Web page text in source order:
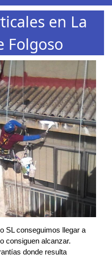
en La
Folgoso
SL conseguimos llegar a
consiguen alcanzar.
donde resulta